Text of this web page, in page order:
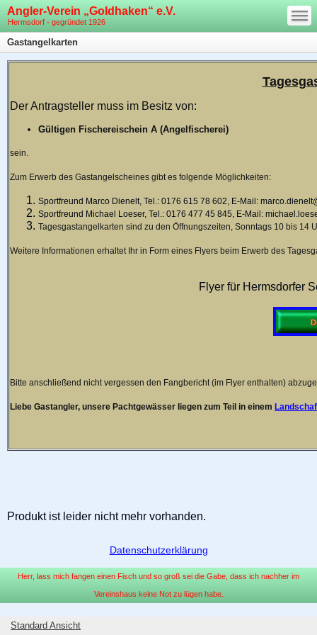
Angler-Verein „Goldhaken“ e.V.
Hermsdorf - gegründet 1926
—
—
—
Gastangelkarten
Der Antragsteller muss im Besitz von:
Gültigen Fischereischein A (Angelfischerei)
sein.
Zum Erwerb des Gastangelscheines gibt es folgende Möglichkeiten:
Sportfreund Marco Dienelt, Tel.: 0176 615 78 602, E-Mail:
Sportfreund Michael Loeser, Tel.: 0176 477 45 845, E-Mail:
Tagesgastangelkarten sind zu den Öffnungszeiten, Sonntags 10 bis 14
Weitere Informationen erhaltet Ihr in Form eines Flyers beim Erwerb des
Flyer für Hermsdorfer
Bitte anschließend nicht vergessen den Fangbericht (im Flyer enthalten)
Liebe Gastangler, unsere Pachtgewässer liegen zum Teil in einem
Produkt ist leider nicht mehr vorhanden.
Datenschutzerklärung
Herr, lass mich fangen einen Fisch und so groß sei die Gabe, dass ich nachher im
Vereinshaus keine Not zu lügen habe.
Standard Ansicht